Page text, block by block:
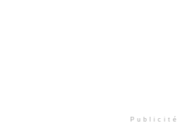
Publicité